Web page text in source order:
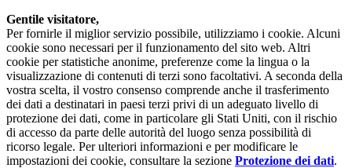
Gentile visitatore,
Per fornirle il miglior servizio possibile, utilizziamo i cookie. Alcuni
cookie sono necessari per il funzionamento del sito web. Altri
cookie per statistiche anonime, preferenze come la lingua o la
visualizzazione di contenuti di terzi sono facoltativi. A seconda della
vostra scelta, il vostro consenso comprende anche il trasferimento
dei dati a destinatari in paesi terzi privi di un adeguato livello di
protezione dei dati, come in particolare gli Stati Uniti, con il rischio
di accesso da parte delle autorità del luogo senza possibilità di
ricorso legale. Per ulteriori informazioni e per modificare le
impostazioni dei cookie, consultare la sezione Protezione dei dati.